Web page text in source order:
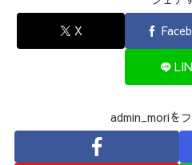
X
admin_moriを